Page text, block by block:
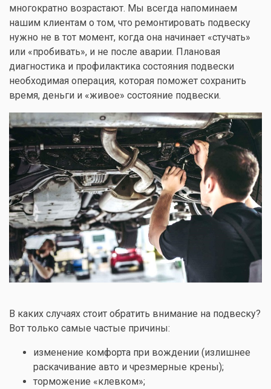
многократно возрастают. Мы всегда напоминаем
нашим клиентам о том, что ремонтировать подвеску
нужно не в тот момент, когда она начинает «стучать»
или «пробивать», и не после аварии. Плановая
диагностика и профилактика состояния подвески
необходимая операция, которая поможет сохранить
время, деньги и «живое» состояние подвески.
В каких случаях стоит обратить внимание на подвеску?
Вот только самые частые причины:
изменение комфорта при вождении (излишнее
раскачивание авто и чрезмерные крены);
торможение «клевком»;